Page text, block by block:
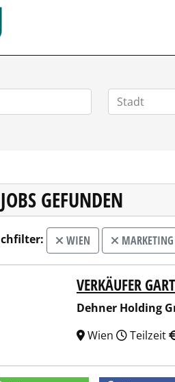
GEFUNDEN
WIEN
Holding GmbH & Co. KG
VERKÄUFER
Dehner Holding
Wien
Teilzeit